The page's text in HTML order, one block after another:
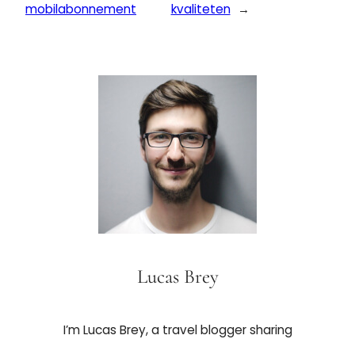
mobilabonnement
kvaliteten →
Lucas Brey
I’m Lucas Brey, a travel blogger sharing